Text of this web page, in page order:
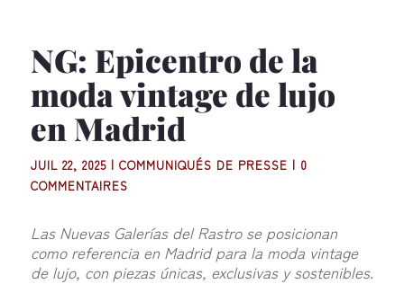
NG: Epicentro de la
moda vintage de lujo
en Madrid
JUIL 22, 2025| COMMUNIQUÉS DE PRESSE | 0
COMMENTAIRES
Las Nuevas Galerías del Rastro se posicionan
como referencia en Madrid para la moda vintage
de lujo, con piezas únicas, exclusivas y sostenibles.